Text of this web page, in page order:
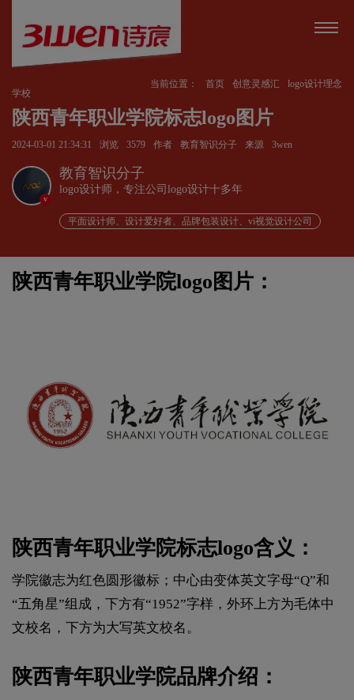
当前位置： 首页 创意灵感汇
logo设计理念
学校
陕西青年职业学院标志logo图片
2024-03-01 21:34:31 浏览 3579 作者 教育智识分子 来源 3wen
v
教育智识分子
logo设计师，专注公司logo设计十多年
平面设计师、设计爱好者、品牌包装设计、vi视觉设计公司
陕西青年职业学院logo图片：
陕西青年职业学院标志logo含义：
学院徽志为红色圆形徽标；中心由变体英文字母“Q”和
“五角星”组成，下方有“1952”字样，外环上方为毛体中
文校名，下方为大写英文校名。
陕西青年职业学院品牌介绍：